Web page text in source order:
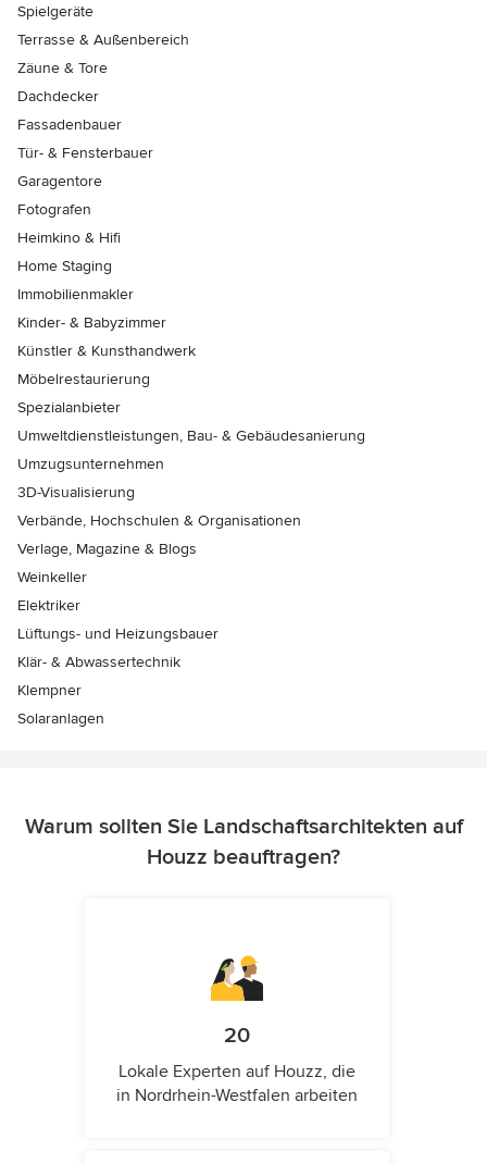
Spielgeräte
Terrasse & Außenbereich
Zäune & Tore
Dachdecker
Fassadenbauer
Tür- & Fensterbauer
Garagentore
Fotografen
Heimkino & Hifi
Home Staging
Immobilienmakler
Kinder- & Babyzimmer
Künstler & Kunsthandwerk
Möbelrestaurierung
Spezialanbieter
Umweltdienstleistungen, Bau- & Gebäudesanierung
Umzugsunternehmen
3D-Visualisierung
Verbände, Hochschulen & Organisationen
Verlage, Magazine & Blogs
Weinkeller
Elektriker
Lüftungs- und Heizungsbauer
Klär- & Abwassertechnik
Klempner
Solaranlagen
Warum sollten Sie Landschaftsarchitekten auf
Houzz beauftragen?
20
Lokale Experten auf Houzz, die
in Nordrhein-Westfalen arbeiten